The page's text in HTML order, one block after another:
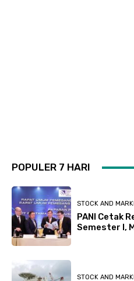
POPULER 7 HARI
STOCK AND
PANI Cetak
Semester I,
STOCK AND